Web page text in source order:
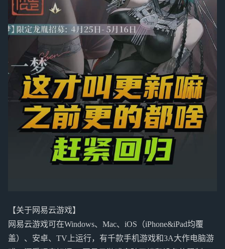
【关于网易云游戏】
网易云游戏可在Windows、Mac、iOS（iPhone&iPad均覆
盖）、安卓、TV上运行，有千款手机游戏和3A大作电脑游